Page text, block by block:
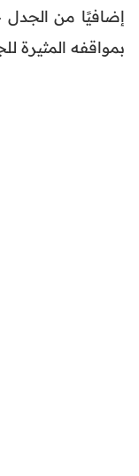
إضافيًا من
بمواقفه المثيرة